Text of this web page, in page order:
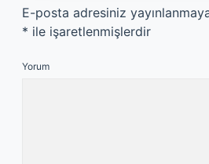
E-posta adresiniz
* ile işaretlenmişlerdir
Yorum